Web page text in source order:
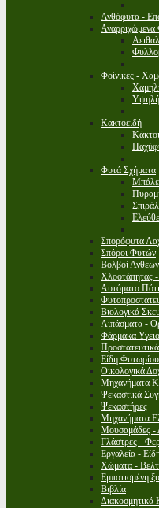
Ανθόφυτα -
Αναρριχώμενα
Φοίνικες -
Κακτοειδή
Κάκτοι
Φυτά Σχήματα
Σπορόφυτα
Σπόροι Φυτών
Βολβοί
Χλοοτάπητας
Αυτόματο
Βιολογικά
Λιπάσματα -
Φάρμακα
Είδη
Οικολογικά
Μηχανήματα
Ψεκαστικά
Ψεκαστήρες
Μηχανήματα
Μουσαμάδες -
Γλάστρες -
Εργαλεία -
Χώματα -
Εμποτισμένη
Βιβλία
Διακοσμητικά